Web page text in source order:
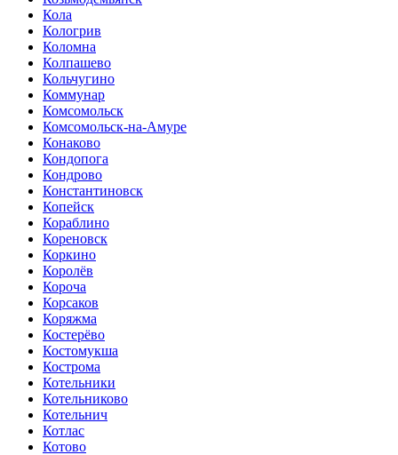
Кола
Кологрив
Коломна
Колпашево
Кольчугино
Коммунар
Комсомольск
Комсомольск-на-Амуре
Конаково
Кондопога
Кондрово
Константиновск
Копейск
Кораблино
Кореновск
Коркино
Королёв
Короча
Корсаков
Коряжма
Костерёво
Костомукша
Кострома
Котельники
Котельниково
Котельнич
Котлас
Котово